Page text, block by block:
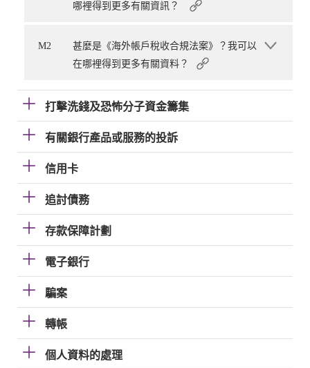
哪裡得到更多有關資訊？
M2
甚麼是《海外帳戶稅收合規法案》？我可以
在哪裡得到更多有關資料？
打擊洗錢及恐怖分子資金籌集
有關銀行產品或服務的投訴
信用卡
追討債務
存款保障計劃
電子銀行
騙案
轉帳
個人資料的處理